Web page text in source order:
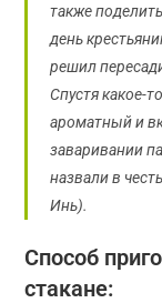
также
день
решил
Спустя какое-
ароматный и
заваривании
назвали в
Инь).
Способ
стакане: